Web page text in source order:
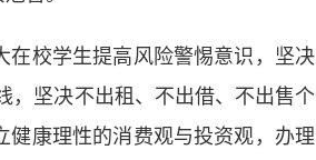
校学生提高风险警惕意识，坚决
，坚决不出租、不出借、不出售个
健康理性的消费观与投资观，办理